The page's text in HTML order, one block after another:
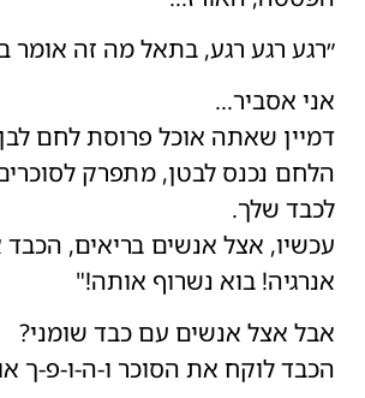
״רגע רגע רגע, בתאל מה זה אומר
אני אסביר…
דמיין שאתה אוכל פרוסת לחם
הלחם נכנס לבטן, מתפרק
לכבד שלך.
עכשיו, אצל אנשים בריאים, הכבד
אנרגיה! בוא נשרוף אותה!"
אבל אצל אנשים עם כבד שומני?
הכבד לוקח את הסוכר ו-ה-ו-פ-ך